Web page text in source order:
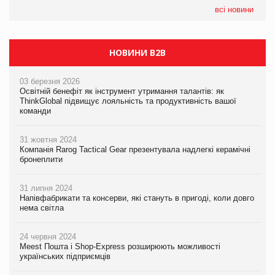
всі новини
Сергій Лісунов про заморожені хлібобулочні вироби на
НОВИНИ B2B
03 березня 2026
Освітній бенефіт як інструмент утримання талантів: як
ThinkGlobal підвищує лояльність та продуктивність вашої
команди
31 жовтня 2024
Компанія Rarog Tactical Gear презентувала надлегкі керамічні
бронеплити
31 липня 2024
Напівфабрикати та консерви, які стануть в пригоді, коли довго
нема світла
24 червня 2024
Meest Пошта і Shop-Express розширюють можливості
українських підприємців